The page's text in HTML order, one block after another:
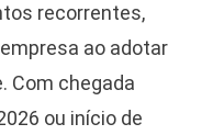
recorrentes,
ao adotar
Com chegada
ou início de